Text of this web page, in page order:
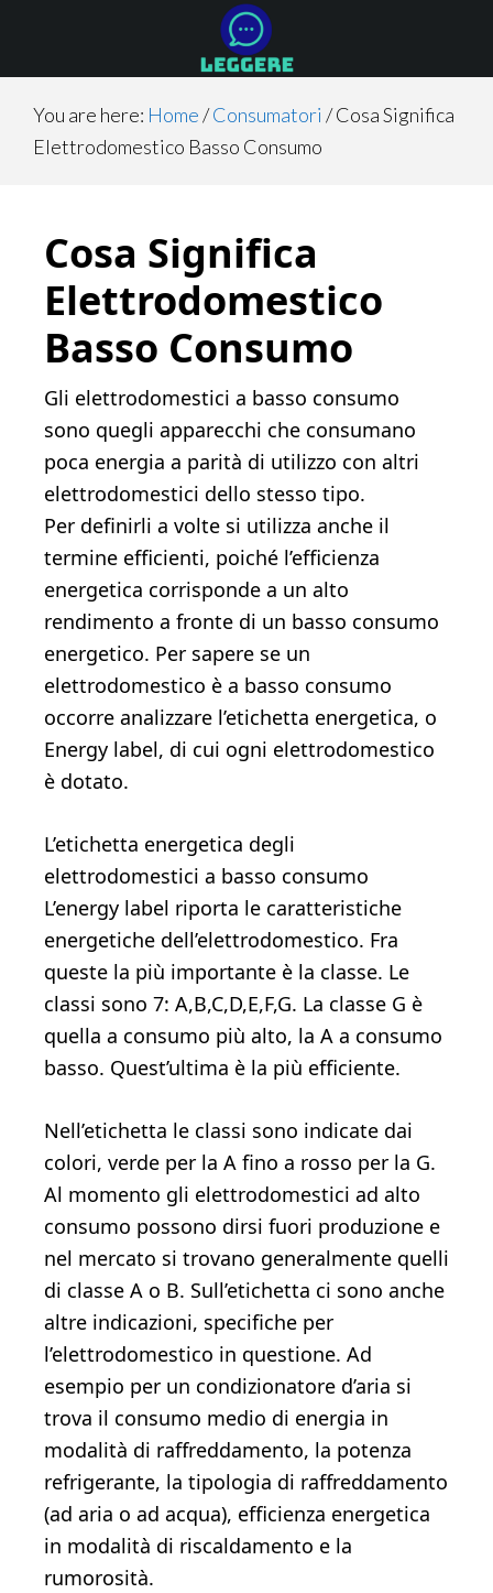
main
content
primary
sidebar
footer
You are here: Home/Consumatori /Cosa Significa
Elettrodomestico Basso Consumo
Cosa Significa
Elettrodomestico
Basso Consumo
Gli elettrodomestici a basso consumo
sono quegli apparecchi che consumano
poca energia a parità di utilizzo con altri
elettrodomestici dello stesso tipo.
Per definirli a volte si utilizza anche il
termine efficienti, poiché l’efficienza
energetica corrisponde a un alto
rendimento a fronte di un basso consumo
energetico. Per sapere se un
elettrodomestico è a basso consumo
occorre analizzare l’etichetta energetica, o
Energy label, di cui ogni elettrodomestico
è dotato.
L’etichetta energetica degli
elettrodomestici a basso consumo
L’energy label riporta le caratteristiche
energetiche dell’elettrodomestico. Fra
queste la più importante è la classe. Le
classi sono 7: A,B,C,D,E,F,G. La classe G è
quella a consumo più alto, la A a consumo
basso. Quest’ultima è la più efficiente.
Nell’etichetta le classi sono indicate dai
colori, verde per la A fino a rosso per la G.
Al momento gli elettrodomestici ad alto
consumo possono dirsi fuori produzione e
nel mercato si trovano generalmente quelli
di classe A o B. Sull’etichetta ci sono anche
altre indicazioni, specifiche per
l’elettrodomestico in questione. Ad
esempio per un condizionatore d’aria si
trova il consumo medio di energia in
modalità di raffreddamento, la potenza
refrigerante, la tipologia di raffreddamento
(ad aria o ad acqua), efficienza energetica
in modalità di riscaldamento e la
rumorosità.